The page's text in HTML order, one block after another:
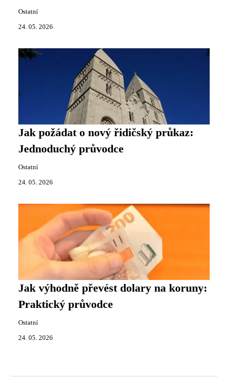
Ostatní
24. 05. 2026
Jak požádat o nový řidičský průkaz:
Jednoduchý průvodce
Ostatní
24. 05. 2026
Jak výhodně převést dolary na koruny:
Praktický průvodce
Ostatní
24. 05. 2026